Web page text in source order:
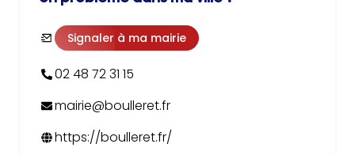
Signaler à ma mairie
02 48 72 31 15
mairie@boulleret.fr
https://boulleret.fr/